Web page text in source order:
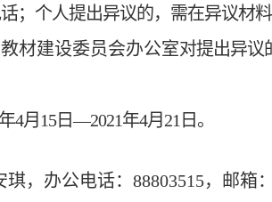
；个人提出异议的，需在异议材
教材建设委员会办公室对提出异议
4月15日—2021年4月21日。
，办公电话：88803515，邮箱